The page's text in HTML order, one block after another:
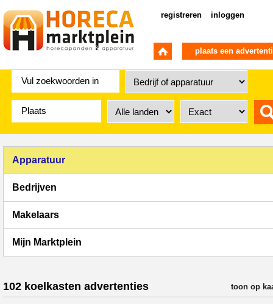
registreren inloggen
plaats een
Apparatuur
Bedrijven
Makelaars
Mijn Marktplein
102 koelkasten advertenties verfijn
toon op